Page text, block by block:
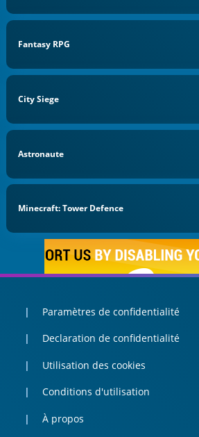
Fantasy RPG
City Siege
Astronaute
Minecraft: Tower Defence
Paramètres de confidentialité
Declaration de confidentialité
Utilisation des cookies
Conditions d'utilisation
À propos